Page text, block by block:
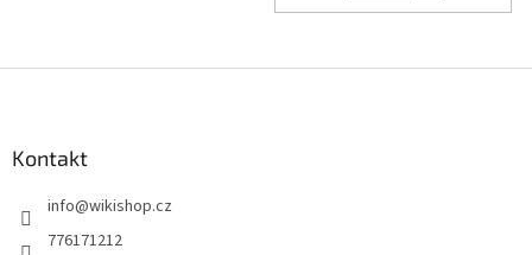
Kontakt
info@wikishop.cz
776171212